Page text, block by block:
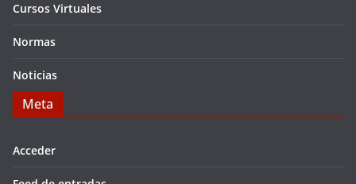
Cursos Virtuales
Normas
Noticias
Meta
Acceder